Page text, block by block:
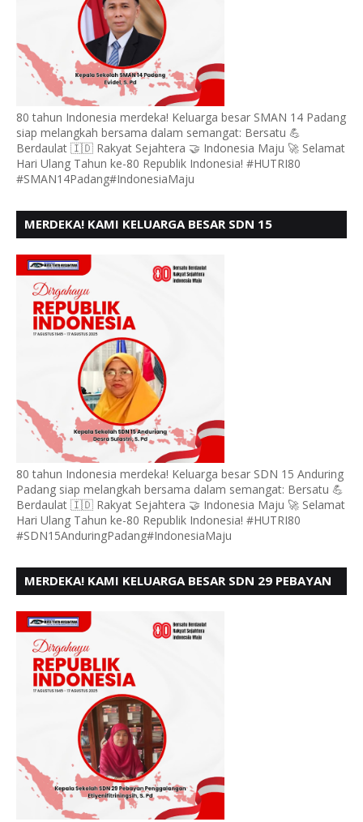
80 tahun Indonesia merdeka! Keluarga besar SMAN 14 Padang
siap melangkah bersama dalam semangat: Bersatu 💪
Berdaulat 🇮🇩 Rakyat Sejahtera 🤝 Indonesia Maju 🚀 Selamat
Hari Ulang Tahun ke-80 Republik Indonesia! #HUTRI80
#SMAN14Padang#IndonesiaMaju
MERDEKA! KAMI KELUARGA BESAR SDN 15
80 tahun Indonesia merdeka! Keluarga besar SDN 15 Anduring
Padang siap melangkah bersama dalam semangat: Bersatu 💪
Berdaulat 🇮🇩 Rakyat Sejahtera 🤝 Indonesia Maju 🚀 Selamat
Hari Ulang Tahun ke-80 Republik Indonesia! #HUTRI80
#SDN15AnduringPadang#IndonesiaMaju
MERDEKA! KAMI KELUARGA BESAR SDN 29 PEBAYAN
KE - 80